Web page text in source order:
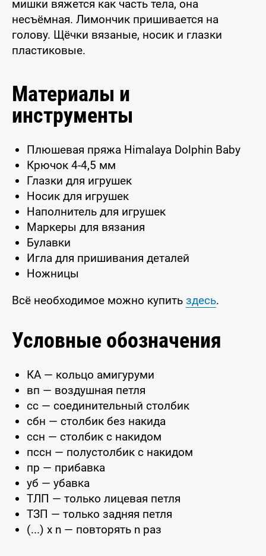
мишки вяжется как часть тела, она
несъёмная. Лимончик пришивается на
голову. Щёчки вязаные, носик и глазки
пластиковые.
Материалы и
инструменты
Плюшевая пряжа Himalaya Dolphin Baby
Крючок 4-4,5 мм
Глазки для игрушек
Носик для игрушек
Наполнитель для игрушек
Маркеры для вязания
Булавки
Игла для пришивания деталей
Ножницы
Всё необходимое можно купить здесь.
Условные обозначения
КА — кольцо амигуруми
вп — воздушная петля
сс — соединительный столбик
сбн — столбик без накида
ссн — столбик с накидом
пссн — полустолбик с накидом
пр — прибавка
уб — убавка
ТЛП — только лицевая петля
ТЗП — только задняя петля
(...) x n — повторять n раз